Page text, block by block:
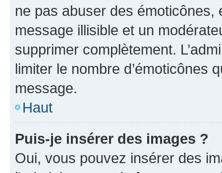
ne pas abuser des
message illisible et un
supprimer complètement.
limiter le nombre d’émoticônes
message.
Haut
Puis-je insérer des images ?
Oui, vous pouvez insérer des